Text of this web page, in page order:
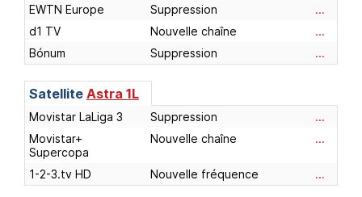
EWTN Europe
Suppression
...
d1 TV
Nouvelle chaîne
...
Bónum
Suppression ...
Satellite Astra 1L
Movistar LaLiga 3 Suppression
...
Movistar+
Supercopa
Nouvelle chaîne ...
1-2-3.tv HD Nouvelle fréquence ...